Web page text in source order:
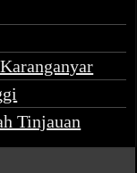
Tinjauan